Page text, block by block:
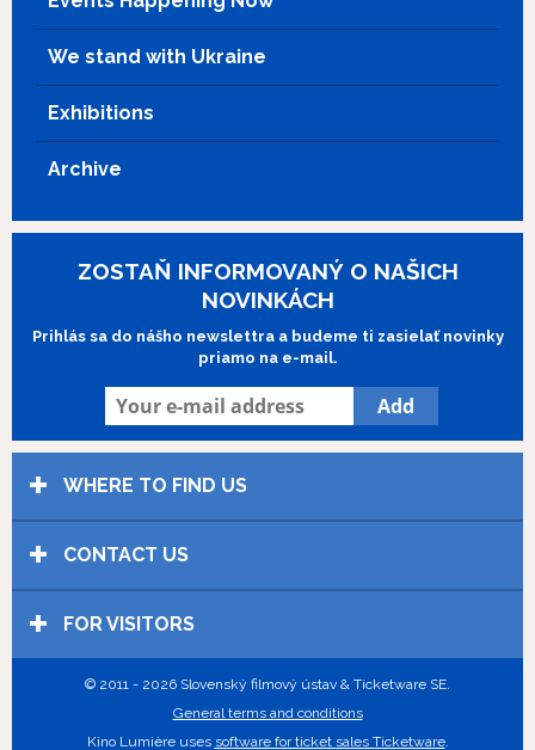
We stand with Ukraine
Exhibitions
Archive
ZOSTAŇ INFORMOVANÝ O NAŠICH
NOVINKÁCH
Prihlás sa do nášho newslettra a budeme ti zasielať novinky
priamo na e-mail.
WHERE TO FIND US
CONTACT US
FOR VISITORS
© 2011 - 2026 Slovenský filmový ústav & Ticketware SE.
General terms and conditions
Kino Lumière uses software for ticket sales Ticketware.